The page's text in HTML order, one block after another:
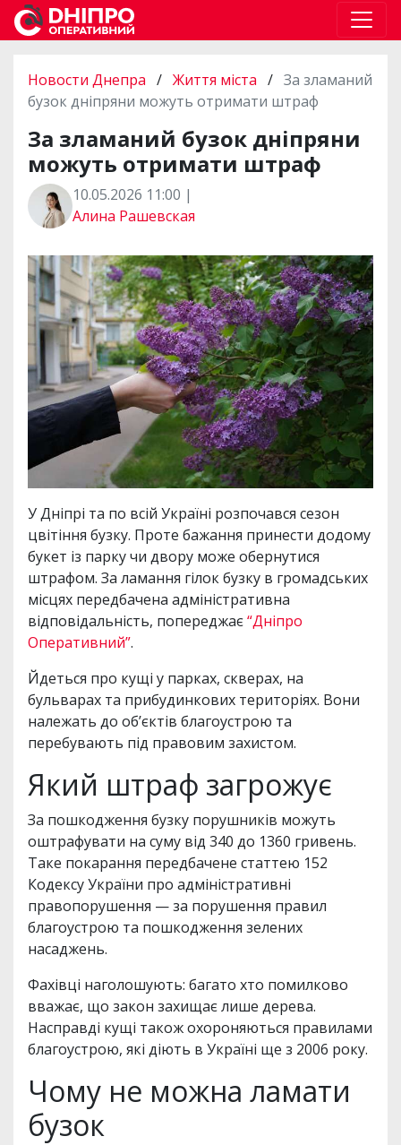
Новости Днепра / Життя міста / За зламаний
бузок дніпряни можуть отримати штраф
За зламаний бузок дніпряни
можуть отримати штраф
10.05.2026 11:00 |
Алина Рашевская
У Дніпрі та по всій Україні розпочався сезон
цвітіння бузку. Проте бажання принести додому
букет із парку чи двору може обернутися
штрафом. За ламання гілок бузку в громадських
місцях передбачена адміністративна
відповідальність, попереджає“Дніпро
Оперативний”.
Йдеться про кущі у парках, скверах, на
бульварах та прибудинкових територіях. Вони
належать до об’єктів благоустрою та
перебувають під правовим захистом.
Який штраф загрожує
За пошкодження бузку порушників можуть
оштрафувати на суму від 340 до 1360 гривень.
Таке покарання передбачене статтею 152
Кодексу України про адміністративні
правопорушення — за порушення правил
благоустрою та пошкодження зелених
насаджень.
Фахівці наголошують: багато хто помилково
вважає, що закон захищає лише дерева.
Насправді кущі також охороняються правилами
благоустрою, які діють в Україні ще з 2006 року.
Чому не можна ламати
бузок